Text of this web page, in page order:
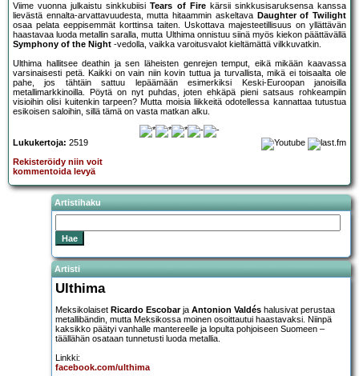
Viime vuonna julkaistu sinkkubiisiTears of Firekärsii sinkkusisaruksensa kanssa
lievästä ennalta-arvattavuudesta, mutta hitaammin askeltava Daughter of Twilight
osaa pelata eeppisemmät korttinsa taiten. Uskottava majesteetillisuus on yllättävän
haastavaa luoda metallin saralla, mutta Ulthima onnistuu siinä myös kiekon päättävällä
Symphony of the Night -vedolla, vaikka varoitusvalot kieltämättä vilkkuvatkin.
Ulthima hallitsee deathin ja sen läheisten genrejen temput, eikä mikään kaavassa
varsinaisesti petä. Kaikki on vain niin kovin tuttua ja turvallista, mikä ei toisaalta ole
pahe, jos tähtäin sattuu lepäämään esimerkiksi Keski-Euroopan janoisilla
metallimarkkinoilla. Pöytä on nyt puhdas, joten ehkäpä pieni satsaus rohkeampiin
visioihin olisi kuitenkin tarpeen? Mutta moisia liikkeitä odotellessa kannattaa tutustua
esikoisen saloihin, sillä tämä on vasta matkan alku.
Lukukertoja: 2519
Rekisteröidy niin voit
kommentoida levyä
Artistihaku
Artisti
Ulthima
Meksikolaiset Ricardo Escobarja Antonion Valdés halusivat perustaa
metallibändin, mutta Meksikossa moinen osoittautui haastavaksi. Niinpä
kaksikko päätyi vanhalle mantereelle ja lopulta pohjoiseen Suomeen –
täällähän osataan tunnetusti luoda metallia.
Linkki:
facebook.com/ulthima